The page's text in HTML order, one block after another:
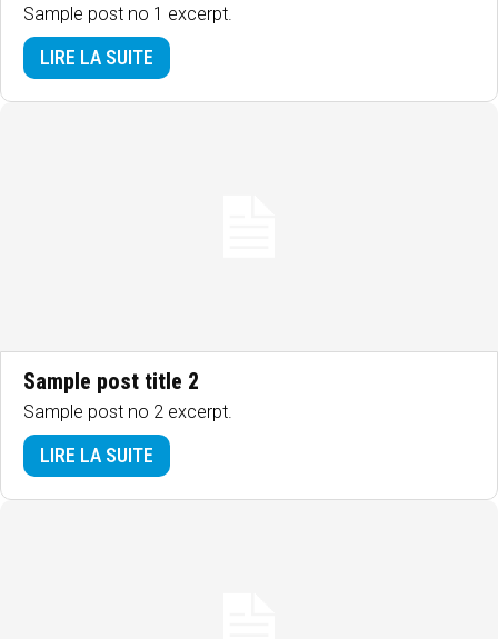
Sample post no 1 excerpt.
LIRE LA SUITE
Sample post title 2
Sample post no 2 excerpt.
LIRE LA SUITE